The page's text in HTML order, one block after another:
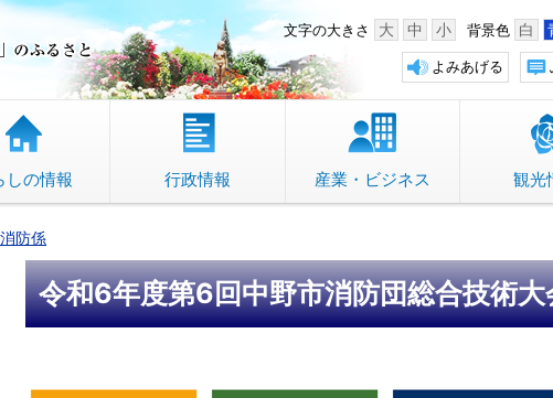
中野市 「故郷」のふるさと 背景色 白
文字の大きさ 大 中 小
よみあげる
しの情報 行政情報 産業・ビジネス 観光
消防係
令和6年度第6回中野市消防団総合技術